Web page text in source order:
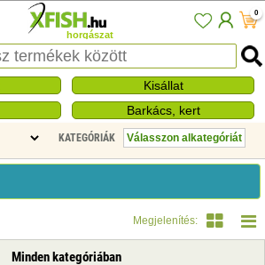
horgászat
0
Kisállat
Barkács, kert
KATEGÓRIÁK
Megjelenítés:
Minden kategóriában